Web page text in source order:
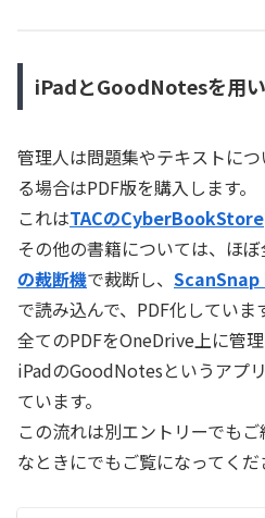
iPadとGoodNotesを用
管理人は問題集やテキストに
る場合はPDF版を購入します。
これはTACのCyberBookStore
その他の書籍については、ほぼ
の裁断機で裁断し、 ScanSnap
で読み込んで、PDF化していま
全てのPDFをOneDrive上に管
iPadのGoodNotesというアプ
ています。
この流れは別エントリーでも
なときにでもご覧になってくだ